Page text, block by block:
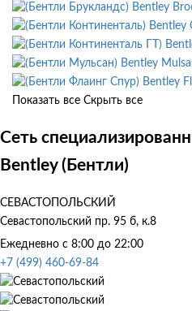
Bentley
Bentley
Bentley
Bentley
Показать все Скрыть все
Сеть
Bentley (Бентли)
СЕВАСТОПОЛЬСКИЙ
Севастопольский пр. 95 б, к.8
Ежедневно с 8:00 до 22:00
+7 (499) 460-69-84